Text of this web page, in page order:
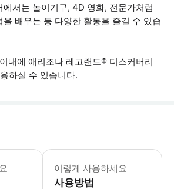
서는 놀이기구, 4D 영화, 전문가처럼
배우는 등 다양한 활동을 즐길 수 있습
내에 애리조나 레고랜드® 디스커버리
하실 수 있습니다.
- 16세 이하의 어린이는 18세 이상의
이렇게 사용하세요
사용방법